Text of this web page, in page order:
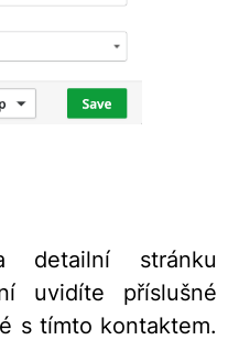
detailní stránku
uvidíte příslušné
s tímto kontaktem.